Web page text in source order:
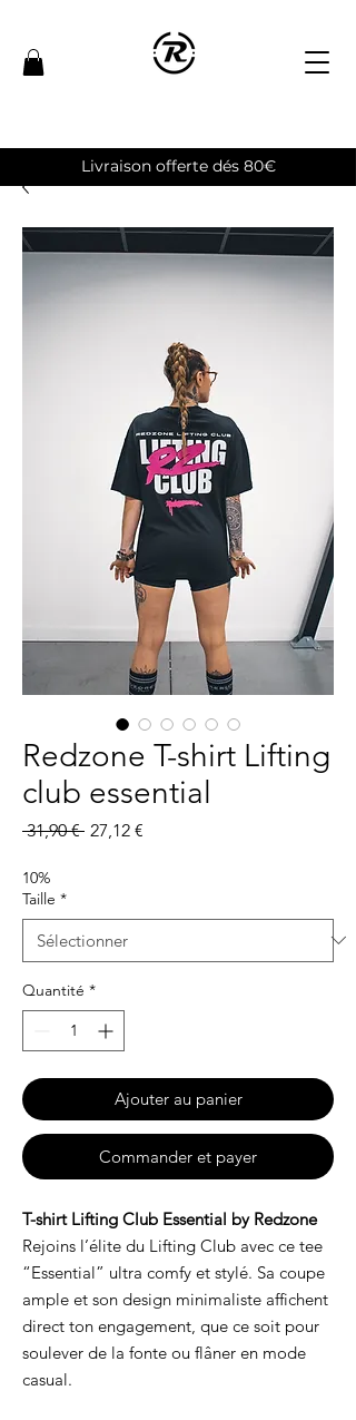
Livraison offerte dés 80€
Redzone T-shirt Lifting
club essential
31,90 € Prix
27,12 €
10%
Taille *
Quantité *
Ajouter au panier
Commander et payer
T-shirt Lifting Club Essential by Redzone
Rejoins l’élite du Lifting Club avec ce tee
“Essential” ultra comfy et stylé. Sa coupe
ample et son design minimaliste affichent
direct ton engagement, que ce soit pour
soulever de la fonte ou flâner en mode
casual.